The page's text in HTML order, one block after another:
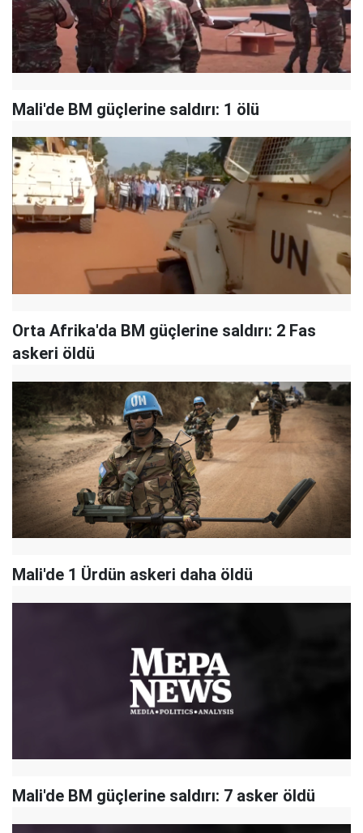
Mali'de BM güçlerine saldırı: 1 ölü
Orta Afrika'da BM güçlerine saldırı: 2 Fas
askeri öldü
Mali'de 1 Ürdün askeri daha öldü
Mali'de BM güçlerine saldırı: 7 asker öldü